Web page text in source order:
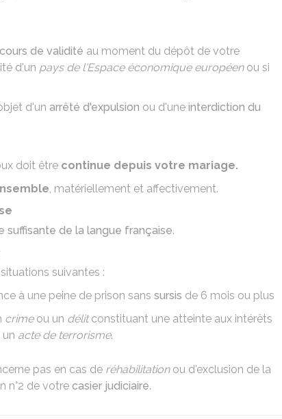
de validité au moment du dépôt de votre
d'un pays de l'Espace économique européenou si
d'un arrêté d'expulsion ou d'une interdiction du
doit être continue depuis votre mariage.
, matériellement et affectivement.
suffisante de la langue française.
suivantes :
à une peine de prison sans sursis de 6 mois ou plus
crimeou un délitconstituant une atteinte aux intérêts
acte de terrorisme.
pas en cas de réhabilitationou d'exclusion de la
n°2 de votre casier judiciaire.